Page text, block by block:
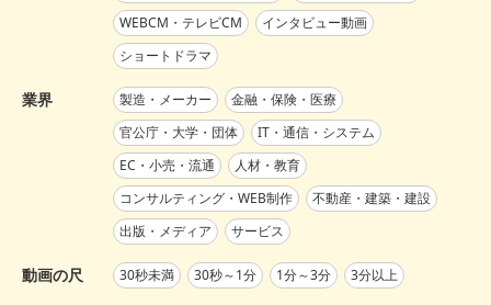
WEBCM・テレビCM
インタビュー動画
ショートドラマ
業界 製造・メーカー
金融・保険・医療
官公庁・大学・団体
IT・通信・システム
EC・小売・流通
人材・教育
コンサルティング・WEB制作
不動産・建築・建設
出版・メディア
サービス
動画の尺 30秒未満 30秒～1分 1分～3分 3分以上